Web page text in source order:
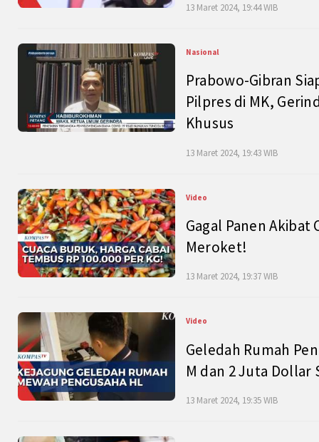
13 Maret 2024, 19:44 WIB
Nasional
Prabowo-Gibran
Pilpres di MK,
Khusus
13 Maret 2024, 19:43 WIB
Video
Gagal Panen Akibat
Meroket!
13 Maret 2024, 19:37 WIB
Video
Geledah Rumah
M dan 2 Juta Dollar
13 Maret 2024, 19:35 WIB